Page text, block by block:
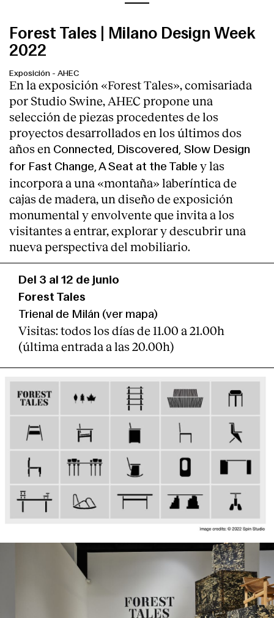
About
Forest Tales | Milano Design Week
2022
Exposición - AHEC
En la exposición «Forest Tales», comisariada
por Studio Swine, AHEC propone una
selección de piezas procedentes de los
proyectos desarrollados en los últimos dos
años en Connected, Discovered, Slow Design
for Fast Change, A Seat at the Table y las
incorpora a una «montaña» laberíntica de
cajas de madera, un diseño de exposición
monumental y envolvente que invita a los
visitantes a entrar, explorar y descubrir una
nueva perspectiva del mobiliario.
Del 3 al 12 de junio
Forest Tales
Trienal de Milán (ver mapa)
Visitas: todos los días de 11.00 a 21.00h
(última entrada a las 20.00h)